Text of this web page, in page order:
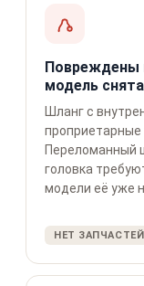
Повреждены
модель
Шланг с
проприетарные
Переломанный
головка
модели её уже
НЕТ ЗАПЧАСТЕЙ